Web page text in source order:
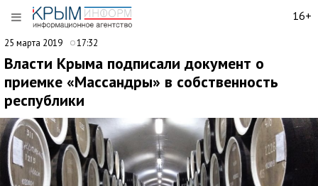
16+
25 марта 2019 17:32
Власти Крыма подписали документ о
приемке «Массандры» в собственность
республики